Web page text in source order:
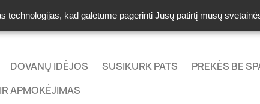
DOVANŲ IDĖJOS SUSIKURK PATS PREKĖS BE
APMOKĖJIMAS
technologijas, kad galėtume pagerinti Jūsų patirtį mūsų